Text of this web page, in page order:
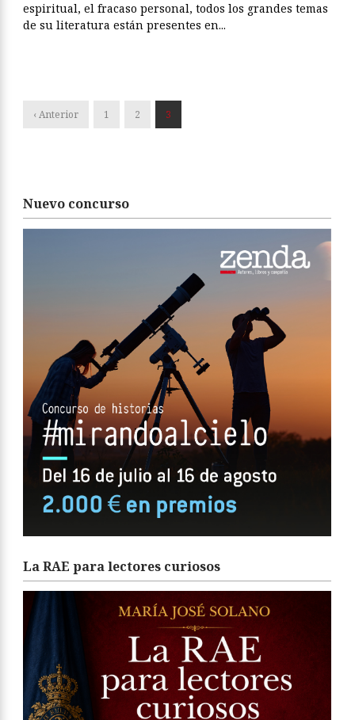
espiritual, el fracaso personal, todos los grandes temas
de su literatura están presentes en...
‹ Anterior 1 2 3
Nuevo concurso
La RAE para lectores curiosos